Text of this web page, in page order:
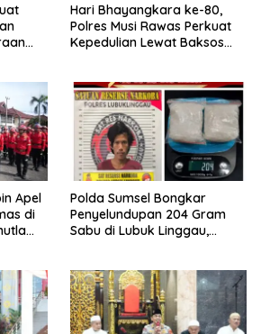
Hari Bhayangkara ke-80,
Polres Musi Rawas Perkuat
Kepedulian Lewat Baksos
Apel
di
Polda Sumsel Bongkar
Penyelundupan 204 Gram
Sabu di Lubuk Linggau,